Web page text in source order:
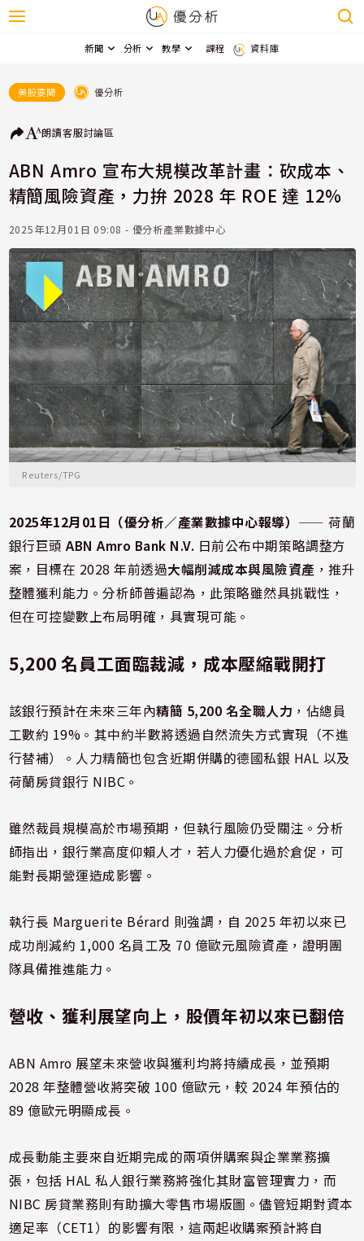
新聞 分析 教學 課程 資料庫
美股要聞 優分析
朗讀客服討論區
ABN Amro 宣布大規模改革計畫：砍成本、
精簡風險資產，力拚 2028 年 ROE 達 12%
2025年12月01日 09:08 - 優分析產業數據中心
Reuters/TPG
2025年12月01日（優分析／產業數據中心報導） ⸺ 荷蘭
銀行巨頭ABN Amro Bank N.V. 日前公布中期策略調整方
案，目標在 2028 年前透過大幅削減成本與風險資產 ，推升
整體獲利能力。分析師普遍認為，此策略雖然具挑戰性，
但在可控變數上布局明確，具實現可能。
5,200 名員工面臨裁減，成本壓縮戰開打
該銀行預計在未來三年內精簡 5,200 名全職人力 ，佔總員
工數約 19%。其中約半數將透過自然流失方式實現（不進
行替補）。人力精簡也包含近期併購的德國私銀 HAL 以及
荷蘭房貸銀行 NIBC。
雖然裁員規模高於市場預期，但執行風險仍受關注。分析
師指出，銀行業高度仰賴人才，若人力優化過於倉促，可
能對長期營運造成影響。
執行長 Marguerite Bérard 則強調，自 2025 年初以來已
成功削減約 1,000 名員工及 70 億歐元風險資產，證明團
隊具備推進能力。
營收、獲利展望向上，股價年初以來已翻倍
ABN Amro 展望未來營收與獲利均將持續成長，並預期
2028 年整體營收將突破 100 億歐元，較 2024 年預估的
89 億歐元明顯成長。
成長動能主要來自近期完成的兩項併購案與企業業務擴
張，包括 HAL 私人銀行業務將強化其財富管理實力，而
NIBC 房貸業務則有助擴大零售市場版圖。儘管短期對資本
適足率（CET1）的影響有限，這兩起收購案預計將自